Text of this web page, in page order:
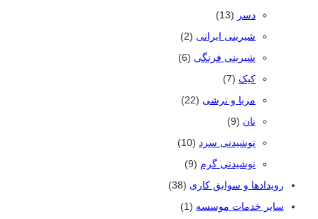
دسر (13)
شیرینی ایرانی (2)
شیرینی فرنگی (6)
کیک (7)
مربا و ترشی (22)
نان (9)
نوشیدنی سرد (10)
نوشیدنی گرم (9)
رویدادها و سوابق کاری (38)
سایر خدمات موسسه (1)